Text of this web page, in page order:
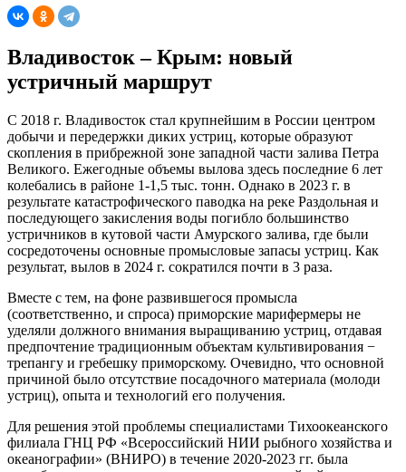
Владивосток – Крым: новый
устричный маршрут
С 2018 г. Владивосток стал крупнейшим в России центром
добычи и передержки диких устриц, которые образуют
скопления в прибрежной зоне западной части залива Петра
Великого. Ежегодные объемы вылова здесь последние 6 лет
колебались в районе 1-1,5 тыс. тонн. Однако в 2023 г. в
результате катастрофического паводка на реке Раздольная и
последующего закисления воды погибло большинство
устричников в кутовой части Амурского залива, где были
сосредоточены основные промысловые запасы устриц. Как
результат, вылов в 2024 г. сократился почти в 3 раза.
Вместе с тем, на фоне развившегося промысла
(соответственно, и спроса) приморские марифермеры не
уделяли должного внимания выращиванию устриц, отдавая
предпочтение традиционным объектам культивирования −
трепангу и гребешку приморскому. Очевидно, что основной
причиной было отсутствие посадочного материала (молоди
устриц), опыта и технологий его получения.
Для решения этой проблемы специалистами Тихоокеанского
филиала ГНЦ РФ «Всероссийский НИИ рыбного хозяйства и
океанографии» (ВНИРО) в течение 2020-2023 гг. была